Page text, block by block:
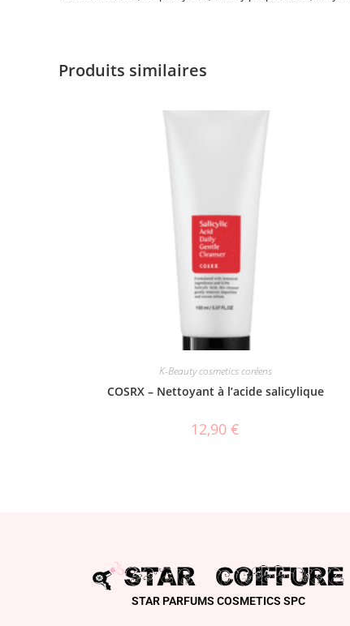
Produits similaires
K-Beauty cosmetics coréens
COSRX – Nettoyant à l’acide salicylique
12,90€
STAR PARFUMS COSMETICS SPC